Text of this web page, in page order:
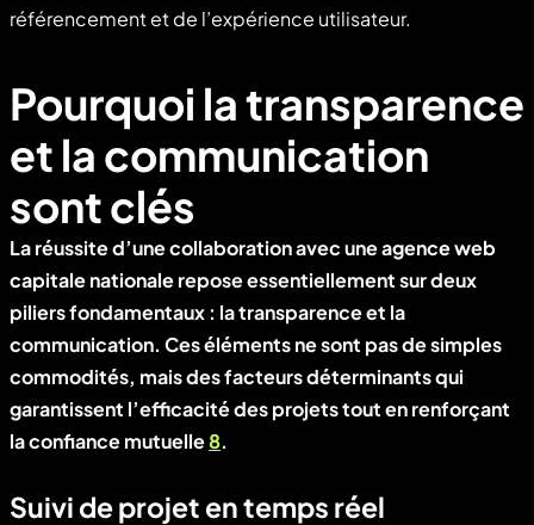
référencement et de l’expérience utilisateur.
Pourquoi la transparence
et la communication
sont clés
La réussite d’une collaboration avec uneagence web
capitale nationalerepose essentiellement sur deux
piliers fondamentaux : la transparence et la
communication. Ces éléments ne sont pas de simples
commodités, mais des facteurs déterminants qui
garantissent l’efficacité des projets tout en renforçant
la confiance mutuelle8.
Suivi de projet en temps réel